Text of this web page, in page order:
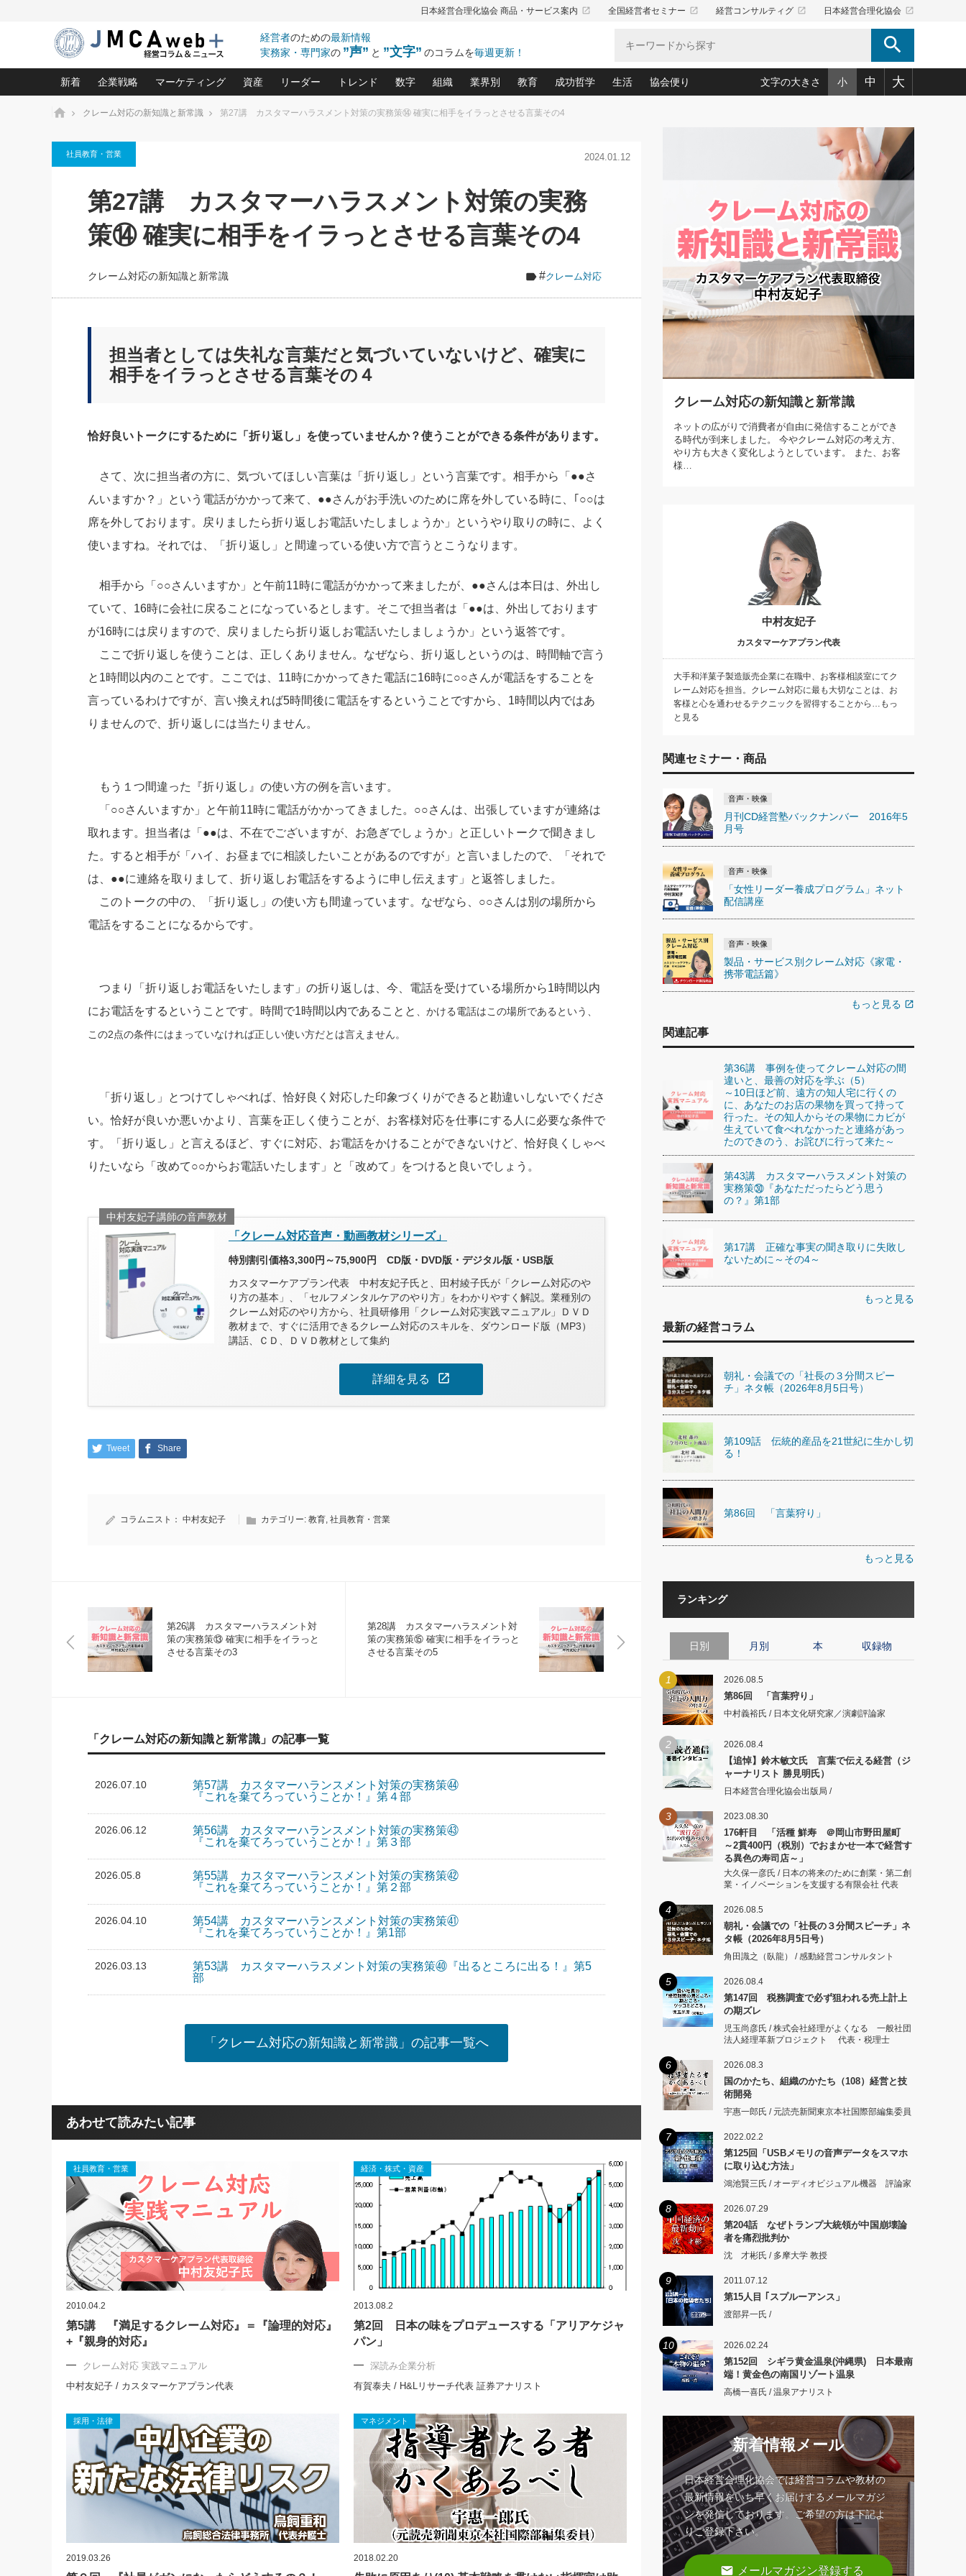
日本経営合理化協会 商品・サービス案内 launch 全国経営者セミナー launch 経営コンサルティグ launch 日本経営合理化協会 launch
経営者のための最新情報
実務家・専門家の ”声” と ”文字” のコラムを毎週更新！ search
新着
朝礼・会議での「社長の３分間
日号）
2026.08.5
第109話 伝統的産品を21世紀
に生かし切る！
2026.08.5 2026.08.5
社長は「能力」の前に「資質」
が大事／社長業ネクスト #445
【追悼】鈴木敏文氏 言葉で伝
える経営（ジャーナリスト 勝
もっとみる
企業戦略
中小企業の「１位づくり」戦略(96)
利益を最大化する「業務改善」横田尚哉氏(5)
強い会社を築く ビジネス・クリニック(240)
日本レーザー「人を大切にしながら利益を上げる経営」の極意
(3)
武器としてのM&A入門(3)
社長のための“儲かる通販”戦略視点(151)
継続経営 百話百行(85)
マーケティング
ロングセラーの玉手箱(9)
大復活＆快進撃！ユニバーサルスタジオジャパンの成功要因と
は(5)
資産
中国経済の最新動向(204)
事業承継の前に、決めておきたい、知っておきたい、やってお
きたいコト(12)
会社と社長のための資産管理講座(95)
リーダー
ピョートル・F・グジバチの『経営戦略の新常識』(12)
指導者たる者かくあるべし(635)
朝礼・会議での「社長の３分間スピーチ」ネタ帳(159)
次もあなたにお願いしたいと思われる「一流の仕事術」(28)
社長の右腕をつくる 人と組織を動かす(200)
酒井英之の社長のビジョン実現道場(10)
トレンド
北村森の「今月のヒット商品」(109)
次の売れ筋をつかむ術(102)
社長のメシの種 4.0(206)
数字
会社を守り抜くための緊急対策(100)
強い決算書の会社はココが違う！(36)
損益分岐点を下げる、Ｐ／Ｌ不況時代の新戦略(12)
賢い社長の「経理財務の見どころ・勘どころ・ツッコミどこ
組織
職場の生産性を下げるハラスメントの予防策(10)
賃金決定の定石(68)
顧客・社員・社会から支持される「ウェルビーイング経営入
門」(23)
業界別
大久保一彦の“流行る”お店の仕組みづくり(210)
柿内幸夫─社長のための現場改善(174)
教育
クレーム対応 実践マニュアル(92)
クレーム対応の新知識と新常識(57)
デキル社員に育てる！ 社員教育の決め手(203)
東川鷹年の「中小企業の人育て」(38)
業績アップにつながる！ワンランク上の手紙・メール術(100)
欧米資産家に学ぶ二世教育(100)
行動科学マネジメント(5)
成功哲学
先人の名句名言の教え 東洋思想に学ぶ経営学(132)
渡部昇一の「日本の指導者たち」(32)
経営に活かす“十八史略”(30)
生活
おのころ心平の ──社長のための「か・ら・だマネジメント」
(50)
リーダー脳の鍛え方(32)
ワインを楽しむ基礎レッスン(12)
必読！社長が読むべき今月の4冊(88)
眼と耳で楽しむ読書術(162)
社長の「氣」(30)
米国スポーツ・ビジネスに学ぶ心理学(98)
協会便り
「愛読者通信」著者インタビュー(44)
作間信司の経営無形庵(けいえいむぎょうあん)(166)
経営セミナー情報局(1)
繁栄への着眼点 牟田太陽(76)
講話を聞いて学ぼう 実学・耳学・磨く「ミミガク」のすすめ
文字の大きさ 小 中 大
ホーム クレーム対応の新知識と新常識 第27講 カスタマーハラスメント対策の実務策⑭ 確実に相手をイラっとさせる言葉その4
社員教育・営業 2024.01.12
第27講 カスタマーハラスメント対策の実務
策⑭ 確実に相手をイラっとさせる言葉その4
クレーム対応の新知識と新常識 #クレーム対応
担当者としては失礼な言葉だと気づいていないけど、確実に
相手をイラっとさせる言葉その４
恰好良いトークにするために「折り返し」を使っていませんか？使うことができる条件があります。
さて、次に担当者の方に、気づいてほしい言葉は「折り返し」という言葉です。相手から「●●さ
んいますか？」という電話がかかって来て、●●さんがお手洗いのために席を外している時に、｢○○は
席を外しております。戻りましたら折り返しお電話いたしましょうか」というやり取りの時に、よく
使いますね。それでは、「折り返し」と間違っている使い方で言うとこうなります。
相手から「○○さんいますか」と午前11時に電話がかかって来ましたが、●●さんは本日は、外出し
ていて、16時に会社に戻ることになっているとします。そこで担当者は「●●は、外出しております
が16時には戻りますので、戻りましたら折り返しお電話いたしましょうか」という返答です。
ここで折り返しを使うことは、正しくありません。なぜなら、折り返しというのは、時間軸で言う
と1時間以内のことです。ここでは、11時にかかってきた電話に16時に○○さんが電話をすることを
言っているわけですが、言い換えれば5時間後に電話をするということですから、1時間以内ではあ
りませんので、折り返しには当たりません。
もう１つ間違った『折り返し』の使い方の例を言います。
「○○さんいますか」と午前11時に電話がかかってきました。○○さんは、出張していますが連絡は
取れます。担当者は「●●は、不在でございますが、お急ぎでしょうか」と正しいトークで聞きまし
た。すると相手が「ハイ、お昼までに相談したいことがあるのですが」と言いましたので、「それで
は、●●に連絡を取りまして、折り返しお電話をするように申し伝えます」と返答しました。
このトークの中の、「折り返し」の使い方も間違っています。なぜなら、○○さんは別の場所から
電話をすることになるからです。
つまり「折り返しお電話をいたします」の折り返しは、今、電話を受けている場所から1時間以内
にお電話をするということです。時間で1時間以内であることと
かける電話はこの場所であるという、
この2点の条件にはまっていなければ正しい使い方だとは言えません。
「折り返し」とつけてしゃべれば、恰好良く対応した印象づくりができると勘違いしないでくださ
い。恰好が良いか悪いかより、言葉を正しく使うことが、お客様対応を仕事にする人に必要な条件で
す。「折り返し」と言えるほど、すぐに対応、お電話をかけることができないけど、恰好良くしゃべ
りたいなら「改めて○○からお電話いたします」と「改めて」をつけると良いでしょう。
中村友妃子講師の音声教材
「クレーム対応音声・動画教材シリーズ」
特別割引価格3,300円～75,900円 CD版・DVD版・デジタル版・USB版
カスタマーケアプラン代表 中村友妃子氏と、田村綾子氏が「クレーム対応のや
り方の基本」、「セルフメンタルケアのやり方」をわかりやすく解説。業種別の
クレーム対応のやり方から、社員研修用「クレーム対応実践マニュアル」ＤＶＤ
教材まで、すぐに活用できるクレーム対応のスキルを、ダウンロード版（MP3）
講話、ＣＤ、ＤＶＤ教材として集約
詳細を見る open_in_new
Tweet Share
コラムニスト： 中村友妃子 カテゴリー: 教育 社員教育・営業
第26講 カスタマーハラスメント対
策の実務策⑬ 確実に相手をイラっと
させる言葉その3
第28講 カスタマーハラスメント対
策の実務策⑮ 確実に相手をイラっと
させる言葉その5
「クレーム対応の新知識と新常識」の記事一覧
2026.07.10
第57講 カスタマーハランスメント対策の実務策㊹
『これを棄てろっていうことか！』第４部
2026.06.12
第56講 カスタマーハランスメント対策の実務策㊸
『これを棄てろっていうことか！』第３部
2026.05.8
第55講 カスタマーハランスメント対策の実務策㊷
『これを棄てろっていうことか！』第２部
2026.04.10
第54講 カスタマーハランスメント対策の実務策㊶
『これを棄てろっていうことか！』第1部
2026.03.13
第53講 カスタマーハラスメント対策の実務策㊵『出るところに出る！』第5
部
「クレーム対応の新知識と新常識」の記事一覧へ
あわせて読みたい記事
社員教育・営業
2010.04.2
第5講 『満足するクレーム対応』＝『論理的対応』
+『親身的対応』
クレーム対応 実践マニュアル
中村友妃子 / カスタマーケアプラン代表
経済・株式・資産
2013.08.2
第2回 日本の味をプロデュースする「アリアケジャ
パン」
深読み企業分析
有賀泰夫 / H&Lリサーチ代表 証券アナリスト
採用・法律
2019.03.26
マネジメント
2018.02.20
クレーム対応の新知識と新常識
ネットの広がりで消費者が自由に発信することができ
る時代が到来しました。 今やクレーム対応の考え方、
やり方も大きく変化しようとしています。 また、お客
様…
中村友妃子
カスタマーケアプラン代表
大手和洋菓子製造販売企業に在職中、お客様相談室にてク
レーム対応を担当。クレーム対応に最も大切なことは、お
客様と心を通わせるテクニックを習得することから…もっ
と見る
関連セミナー・商品
音声・映像
月刊CD経営塾バックナンバー 2016年5
月号
音声・映像
「女性リーダー養成プログラム」ネット
配信講座
音声・映像
製品・サービス別クレーム対応《家電・
携帯電話篇》
もっと見る open_in_new
関連記事
第36講 事例を使ってクレーム対応の間
違いと、最善の対応を学ぶ（5）
～10日ほど前、遠方の知人宅に行くの
に、あなたのお店の果物を買って持って
行った。その知人からその果物にカビが
生えていて食べれなかったと連絡があっ
たのできのう、お詫びに行って来た～
第43講 カスタマーハラスメント対策の
実務策㉚『あなただったらどう思う
の？』第1部
第17講 正確な事実の聞き取りに失敗し
ないために～その4～
もっと見る
最新の経営コラム
朝礼・会議での「社長の３分間スピー
チ」ネタ帳（2026年8月5日号）
第109話 伝統的産品を21世紀に生かし切
る！
第86回 「言葉狩り」
もっと見る
ランキング
日別 月別 本 収録物
1 2026.08.5
第86回 「言葉狩り」
中村義裕氏 / 日本文化研究家／演劇評論家
2 2026.08.4
【追悼】鈴木敏文氏 言葉で伝える経営（ジ
ャーナリスト 勝見明氏）
日本経営合理化協会出版局 /
3 2023.08.30
176軒目 「活種 鮮寿 ＠岡山市野田屋町
～2貫400円（税別）でおまかせ一本で経営す
る異色の寿司店～」
大久保一彦氏 / 日本の将来のために創業・第二創
業・イノベーションを支援する有限会社 代表
4 2026.08.5
朝礼・会議での「社長の３分間スピーチ」ネ
タ帳（2026年8月5日号）
角田識之（臥龍） / 感動経営コンサルタント
5 2026.08.4
第147回 税務調査で必ず狙われる売上計上
の期ズレ
児玉尚彦氏 / 株式会社経理がよくなる 一般社団
法人経理革新プロジェクト 代表・税理士
6 2026.08.3
国のかたち、組織のかたち（108）経営と技
術開発
宇惠一郎氏 / 元読売新聞東京本社国際部編集委員
7 2022.02.2
第125回「USBメモリの音声データをスマホ
に取り込む方法」
鴻池賢三氏 / オーディオビジュアル機器 評論家
8 2026.07.29
第204話 なぜトランプ大統領が中国崩壊論
者を痛烈批判か
沈 才彬氏 / 多摩大学 教授
9 2011.07.12
第15人目 ｢スプルーアンス」
渡部昇一氏 /
10 2026.02.24
第152回 シギラ黄金温泉(沖縄県) 日本最南
端！黄金色の南国リゾート温泉
高橋一喜氏 / 温泉アナリスト
新着情報メール
日本経営合理化協会では経営コラムや教材の
最新情報をいち早くお届けするメールマガジ
ンを発信しております。ご希望の方は下記よ
りご登録下さい。
email メールマガジン登録する